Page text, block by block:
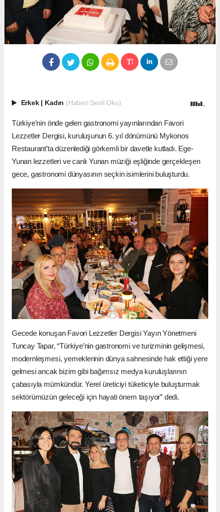
Erkek | Kadın (Haberi Sesli Oku)
Türkiye’nin önde gelen gastronomi yayınlarından Favori
Lezzetler Dergisi, kuruluşunun 6. yıl dönümünü Mykonos
Restaurant’ta düzenlediği görkemli bir davetle kutladı. Ege-
Yunan lezzetleri ve canlı Yunan müziği eşliğinde gerçekleşen
gece, gastronomi dünyasının seçkin isimlerini buluşturdu.
Gecede konuşan Favori Lezzetler Dergisi Yayın Yönetmeni
Tuncay Tapar, “Türkiye’nin gastronomi ve turizminin gelişmesi,
modernleşmesi, yemeklerinin dünya sahnesinde hak ettiği yere
gelmesi ancak bizim gibi bağımsız medya kuruluşlarının
çabasıyla mümkündür. Yerel üreticiyi tüketiciyle buluşturmak
sektörümüzün geleceği için hayati önem taşıyor” dedi.